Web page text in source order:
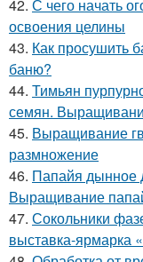
42. С чего начать
освоения целины
43. Как просушить
баню?
44. Тимьян
семян.
45. Выращивание
размножение
46. Папайя дынное
Выращивание
47. Сокольники
выставка-ярмарка